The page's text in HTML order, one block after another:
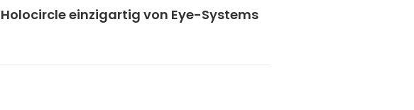
Holocircle einzigartig von Eye-Systems